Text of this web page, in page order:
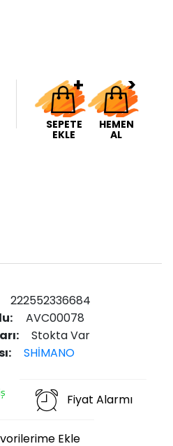
SEPETE
EKLE
HEMEN
AL
222552336684
AVC00078
Stokta Var
SHİMANO
Fiyat Alarmı
Ekle